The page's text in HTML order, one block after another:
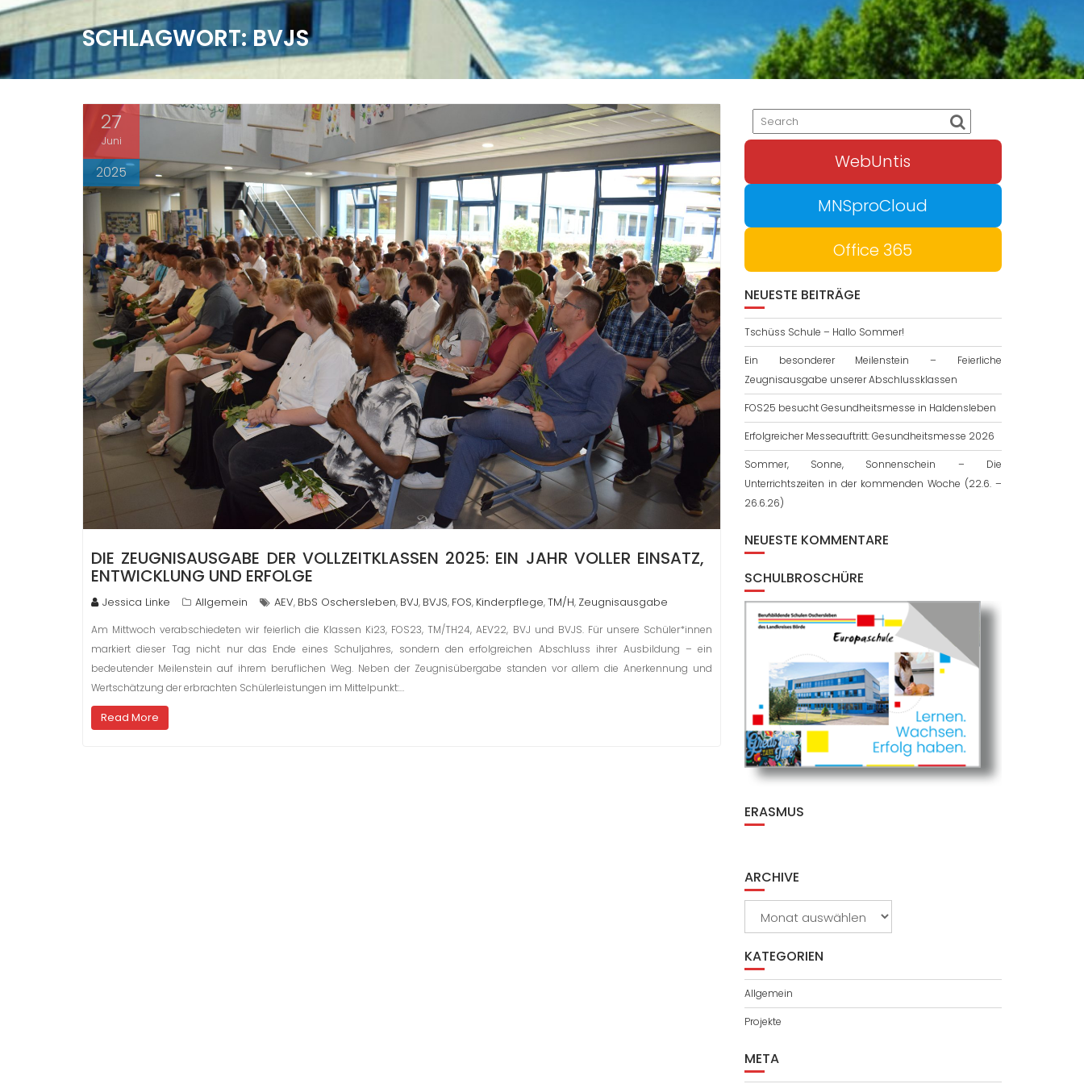
SCHLAGWORT:BVJS
27
Juni
2025
DIE ZEUGNISAUSGABE DER VOLLZEITKLASSEN 2025: EIN JAHR VOLLER EINSATZ,
ENTWICKLUNG UND ERFOLGE
Jessica Linke Allgemein AEV, BbS Oschersleben, BVJ, BVJS, FOS, Kinderpflege,TM/H, Zeugnisausgabe
Am Mittwoch verabschiedeten wir feierlich die Klassen Ki23, FOS23, TM/TH24, AEV22, BVJ und BVJS. Für unsere Schüler*innen
markiert dieser Tag nicht nur das Ende eines Schuljahres, sondern den erfolgreichen Abschluss ihrer Ausbildung – ein
bedeutender Meilenstein auf ihrem beruflichen Weg. Neben der Zeugnisübergabe standen vor allem die Anerkennung und
Wertschätzung der erbrachten Schülerleistungen im Mittelpunkt:…
Read More
WebUntis
MNSproCloud
Office 365
NEUESTE BEITRÄGE
Tschüss Schule – Hallo Sommer!
Ein besonderer Meilenstein – Feierliche
Zeugnisausgabe unserer Abschlussklassen
FOS25 besucht Gesundheitsmesse in Haldensleben
Erfolgreicher Messeauftritt: Gesundheitsmesse 2026
Sommer, Sonne, Sonnenschein – Die
Unterrichtszeiten in der kommenden Woche (22.6. –
26.6.26)
NEUESTE KOMMENTARE
SCHULBROSCHÜRE
ERASMUS
ARCHIVE
KATEGORIEN
Allgemein
Projekte
META